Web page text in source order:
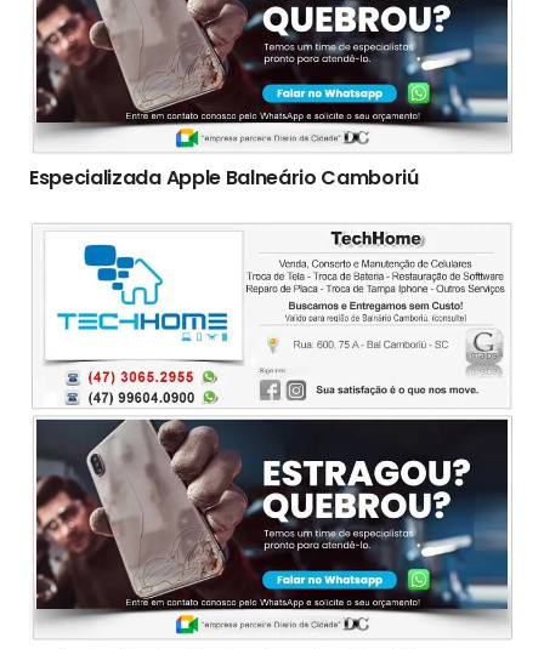
Especializada Apple Balneário Camboriú